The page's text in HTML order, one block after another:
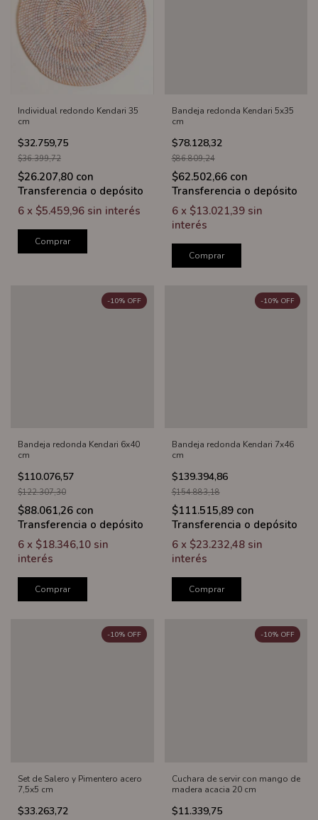
Individual redondo Kendari 35
cm
$32.759,75
$36.399,72
$26.207,80 con
Transferencia o depósito
6 x $5.459,96 sin interés
Comprar
Bandeja redonda Kendari 5x35
cm
$78.128,32
$86.809,24
$62.502,66 con
Transferencia o depósito
6 x $13.021,39 sin
interés
Comprar
Bandeja redonda Kendari 6x40
cm
$110.076,57
-10% OFF
$122.307,30
$88.061,26 con
Transferencia o depósito
6 x $18.346,10 sin
interés
Comprar
Bandeja redonda Kendari 7x46
cm
$139.394,86
-10% OFF
$154.883,18
$111.515,89 con
Transferencia o depósito
6 x $23.232,48 sin
interés
Comprar
Set de Salero y Pimentero acero
7,5x5 cm
$33.263,72
-10% OFF
Cuchara de servir con mango de
madera acacia 20 cm
$11.339,75
-10% OFF